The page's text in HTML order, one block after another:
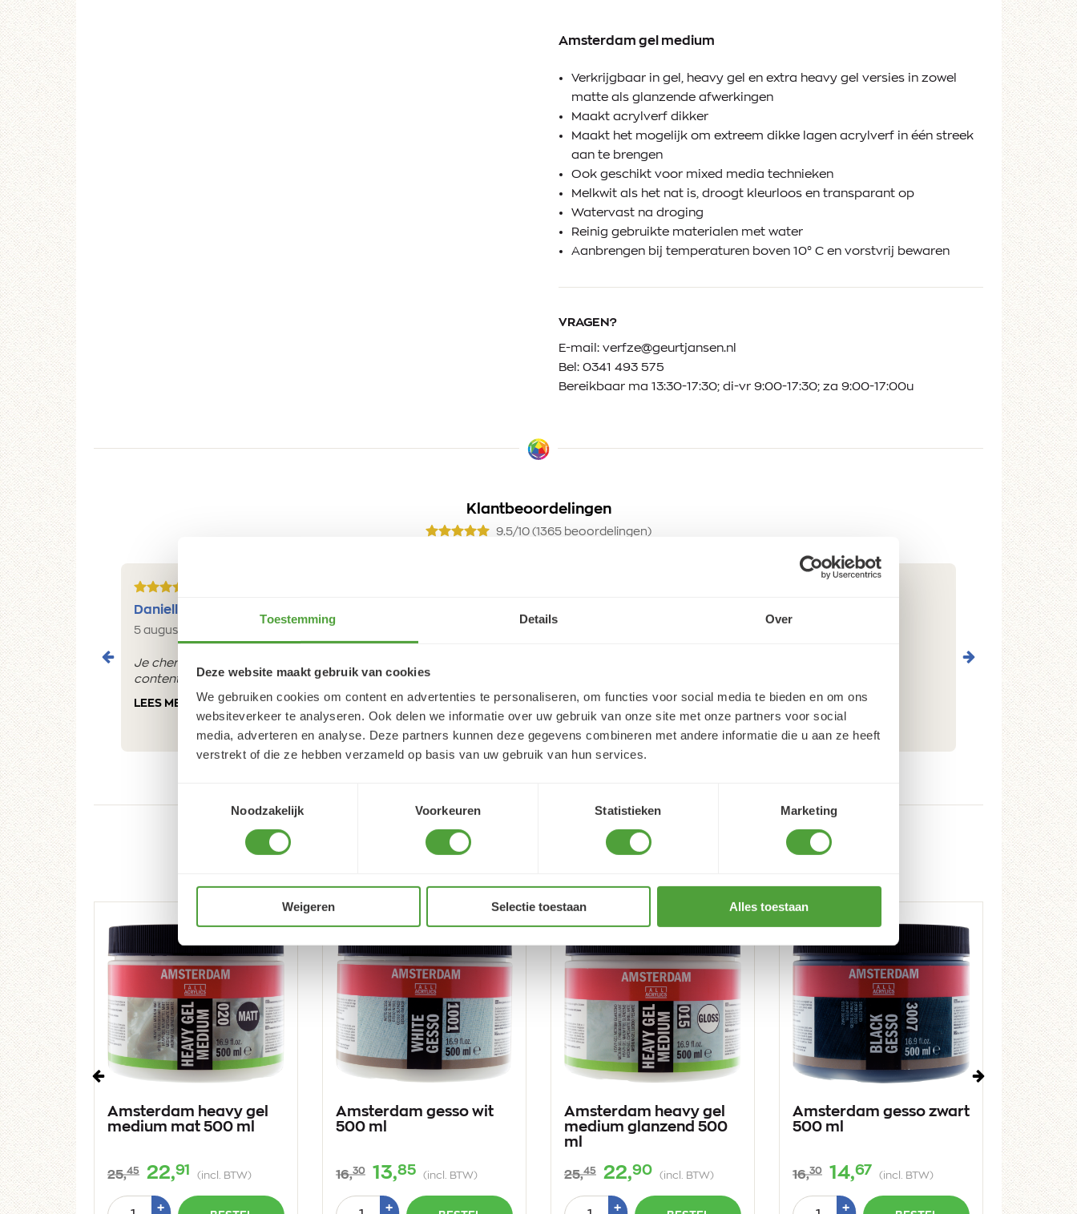
Toestemming Details Over
Deze website maakt gebruik van cookies
We gebruiken cookies om content en advertenties te personaliseren, om functies voor social media te bieden en om ons
websiteverkeer te analyseren. Ook delen we informatie over uw gebruik van onze site met onze partners voor social
media, adverteren en analyse. Deze partners kunnen deze gegevens combineren met andere informatie die u aan ze heeft
verstrekt of die ze hebben verzameld op basis van uw gebruik van hun services.
Noodzakelijk
Voorkeuren Statistieken Marketing
Weigeren Selectie toestaan Alles toestaan
Amsterdam gel medium
Verkrijgbaar in gel, heavy gel en extra heavy gel versies in zowel
matte als glanzende afwerkingen
Maakt acrylverf dikker
Maakt het mogelijk om extreem dikke lagen acrylverf in één streek
aan te brengen
Ook geschikt voor mixed media technieken
Melkwit als het nat is, droogt kleurloos en transparant op
Watervast na droging
Reinig gebruikte materialen met water
Aanbrengen bij temperaturen boven 10° C en vorstvrij bewaren
VRAGEN?
E-mail: verfze@geurtjansen.nl
Bel: 0341 493 575
Bereikbaar ma 13:30-17:30; di-vr 9:00-17:30; za 9:00-17:00u
Klantbeoordelingen
9.5/10 (1365 beoordelingen)
Danielle ROCH
5 augustus 2026
Je cherche un magasin pour mes peintureet j'ai trouvé très
contente du résultat
LEES MEER
Vorige
in the
ml
Amsterdam heavy gel
medium mat 500 ml
25,45 22,91 (incl. BTW)
Aantal +Plus
Amsterdam gesso wit
500 ml
16,30 13,85 (incl. BTW)
Aantal +Plus
Amsterdam heavy gel
medium glanzend 500
ml
25,45 22,90 (incl. BTW)
Aantal +Plus
Amsterdam gesso zwart
500 ml
16,30 14,67 (incl. BTW)
Aantal +Plus
25, 45
Aantal +
Volgende